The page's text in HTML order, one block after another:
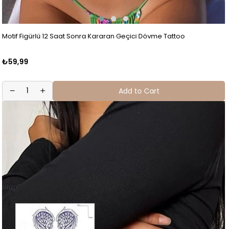
Motif Figürlü 12 Saat Sonra Kararan Geçici Dövme Tattoo
₺59,99
Add to Cart